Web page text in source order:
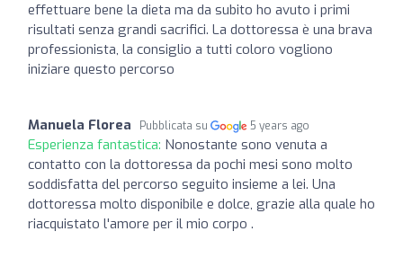
effettuare bene la dieta ma da subito ho avuto i primi
risultati senza grandi sacrifici. La dottoressa è una brava
professionista, la consiglio a tutti coloro vogliono
iniziare questo percorso
Manuela Florea Pubblicata su 5 years ago
Esperienza fantastica: Nonostante sono venuta a
contatto con la dottoressa da pochi mesi sono molto
soddisfatta del percorso seguito insieme a lei. Una
dottoressa molto disponibile e dolce, grazie alla quale ho
riacquistato l'amore per il mio corpo .